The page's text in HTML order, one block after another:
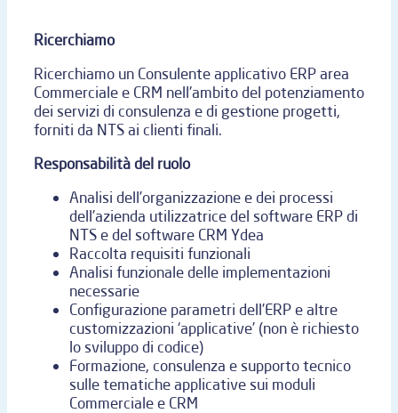
Ricerchiamo
Ricerchiamo un Consulente applicativo ERP area
Commerciale e CRM nell'ambito del potenziamento
dei servizi di consulenza e di gestione progetti,
forniti da NTS ai clienti finali.
Responsabilità del ruolo
Analisi dell’organizzazione e dei processi
dell’azienda utilizzatrice del software ERP di
NTS e del software CRM Ydea
Raccolta requisiti funzionali
Analisi funzionale delle implementazioni
necessarie
Configurazione parametri dell’ERP e altre
customizzazioni ‘applicative’ (non è richiesto
lo sviluppo di codice)
Formazione, consulenza e supporto tecnico
sulle tematiche applicative sui moduli
Commerciale e CRM